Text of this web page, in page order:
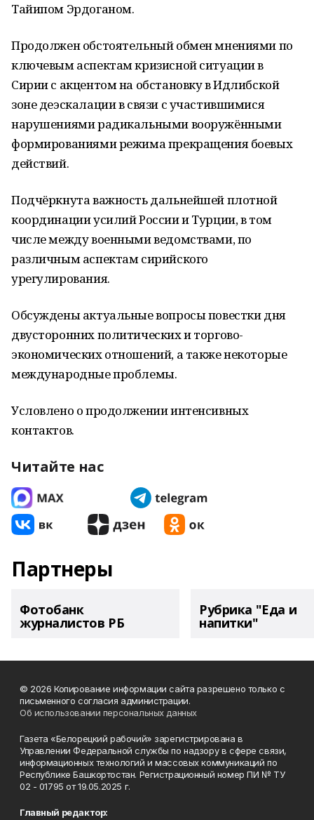
Тайипом Эрдоганом.
Продолжен обстоятельный обмен мнениями по
ключевым аспектам кризисной ситуации в
Сирии с акцентом на обстановку в Идлибской
зоне деэскалации в связи с участившимися
нарушениями радикальными вооружёнными
формированиями режима прекращения боевых
действий.
Подчёркнута важность дальнейшей плотной
координации усилий России и Турции, в том
числе между военными ведомствами, по
различным аспектам сирийского
урегулирования.
Обсуждены актуальные вопросы повестки дня
двусторонних политических и торгово-
экономических отношений, а также некоторые
международные проблемы.
Условлено о продолжении интенсивных
контактов.
Читайте нас
Партнеры
Фотобанк
журналистов РБ
Рубрика "Еда и
напитки"
© 2026 Копирование информации сайта разрешено только с
письменного согласия администрации.
Об использовании персональных данных
Газета «Белорецкий рабочий» зарегистрирована в
Управлении Федеральной службы по надзору в сфере связи,
информационных технологий и массовых коммуникаций по
Республике Башкортостан. Регистрационный номер ПИ № ТУ
02 - 01795 от 19.05.2025 г.
Главный редактор: